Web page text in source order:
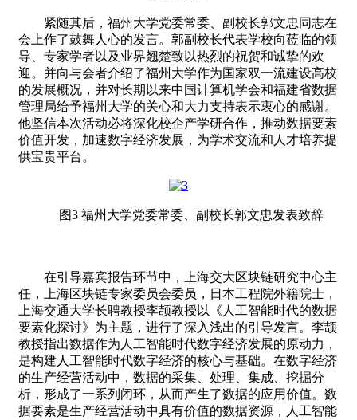
紧随其后，福州大学党委常委、副校长郭文忠同志在
会上作了鼓舞人心的发言。郭副校长代表学校向莅临的领
导、专家学者以及业界翘楚致以热烈的祝贺和诚挚的欢
迎。并向与会者介绍了福州大学作为国家双一流建设高校
的发展概况，并对长期以来中国计算机学会和福建省数据
管理局给予福州大学的关心和大力支持表示衷心的感谢。
他坚信本次活动必将深化校企产学研合作，推动数据要素
价值开发，加速数字经济发展，为学术交流和人才培养提
供宝贵平台。
图3 福州大学党委常委、副校长郭文忠发表致辞
在引导嘉宾报告环节中，上海交大区块链研究中心主
任，上海区块链专家委员会委员，日本工程院外籍院士，
上海交通大学长聘教授李颉教授以《人工智能时代的数据
要素化探讨》为主题，进行了深入浅出的引导发言。李颉
教授指出数据作为人工智能时代数字经济发展的原动力，
是构建人工智能时代数字经济的核心与基础。在数字经济
的生产经营活动中，数据的采集、处理、集成、挖掘分
析，形成了一系列闭环，从而产生了数据的应用价值。数
据要素是生产经营活动中具有价值的数据资源，人工智能